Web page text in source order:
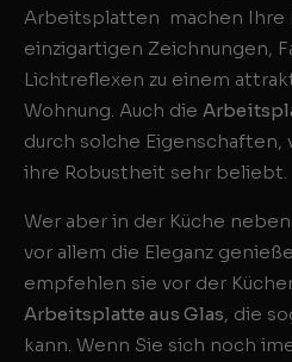
Arbeitsplatten machen Ihre
einzigartigen Zeichnungen,
Lichtreflexen zu einem
Wohnung. Auch die
durch solche Eigenschaften,
ihre Robustheit sehr beliebt.
Wer aber in der Küche
vor allem die Eleganz
empfehlen sie vor der
Arbeitsplatte aus Glas, die
kann. Wenn Sie sich noch